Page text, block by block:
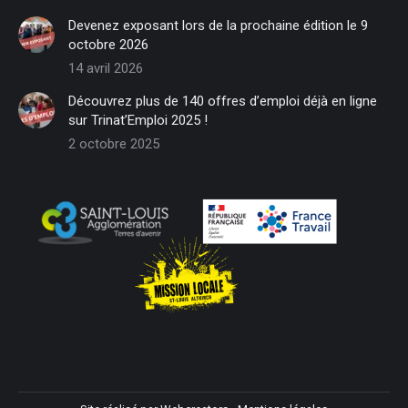
in
new
window
new
window
in
new
window
in
new
window
in
new
window
in
Devenez exposant lors de la prochaine édition le 9
octobre 2026
14 avril 2026
Découvrez plus de 140 offres d’emploi déjà en ligne
sur Trinat’Emploi 2025 !
2 octobre 2025